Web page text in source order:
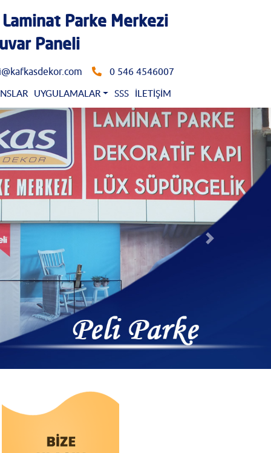
Parke Merkezi
Paneli
0 546 4546007
UYGULAMALAR SSS İLETIŞIM
Sonraki